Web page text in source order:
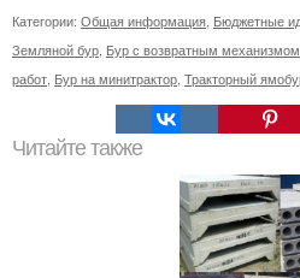
Категории: Общая информация Бюджетные
Земляной бур Бур с возвратным механизмом
работ Бур на минитрактор Тракторный
Читайте также